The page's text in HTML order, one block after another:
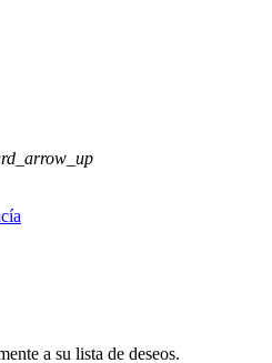
a su lista de deseos.